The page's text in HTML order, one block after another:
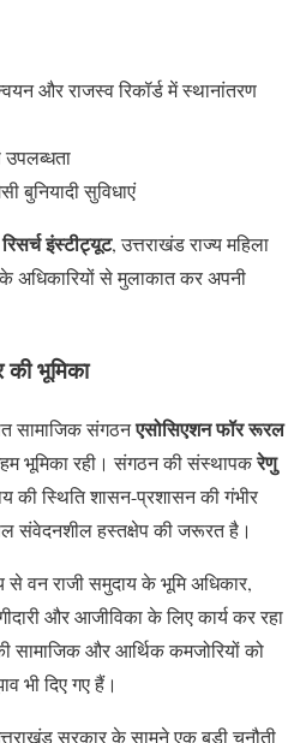
और राजस्व रिकॉर्ड में स्थानांतरण
उपलब्धता
सुविधाएं
इंस्टीट्यूट, उत्तराखंड राज्य महिला
अधिकारियों से मुलाकात कर अपनी
भूमिका
सामाजिक संगठनएसोसिएशन फॉर रूरल
भूमिका रही। संगठन की संस्थापकरेणु
की स्थिति शासन-प्रशासन की गंभीर
संवेदनशील हस्तक्षेप की जरूरत है।
से वन राजी समुदाय के भूमि अधिकार,
और आजीविका के लिए कार्य कर रहा
सामाजिक और आर्थिक कमजोरियों को
भी दिए गए हैं।
सरकार के सामने एक बड़ी चुनौती